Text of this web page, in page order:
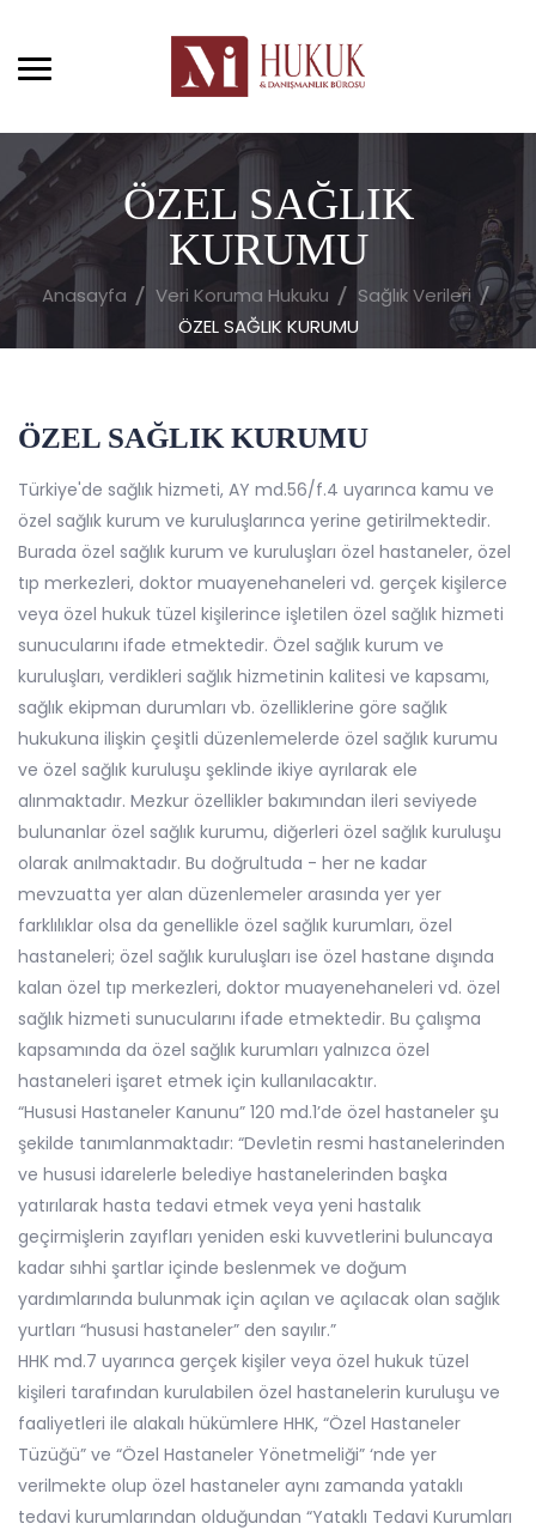
ÖZEL SAĞLIK
KURUMU
Anasayfa Veri Koruma Hukuku
Sağlık Verileri
ÖZEL SAĞLIK KURUMU
ÖZEL SAĞLIK KURUMU
Türkiye'de sağlık hizmeti, AY md.56/f.4 uyarınca kamu ve
özel sağlık kurum ve kuruluşlarınca yerine getirilmektedir.
Burada özel sağlık kurum ve kuruluşları özel hastaneler, özel
tıp merkezleri, doktor muayenehaneleri vd. gerçek kişilerce
veya özel hukuk tüzel kişilerince işletilen özel sağlık hizmeti
sunucularını ifade etmektedir. Özel sağlık kurum ve
kuruluşları, verdikleri sağlık hizmetinin kalitesi ve kapsamı,
sağlık ekipman durumları vb. özelliklerine göre sağlık
hukukuna ilişkin çeşitli düzenlemelerde özel sağlık kurumu
ve özel sağlık kuruluşu şeklinde ikiye ayrılarak ele
alınmaktadır. Mezkur özellikler bakımından ileri seviyede
bulunanlar özel sağlık kurumu, diğerleri özel sağlık kuruluşu
olarak anılmaktadır. Bu doğrultuda - her ne kadar
mevzuatta yer alan düzenlemeler arasında yer yer
farklılıklar olsa da genellikle özel sağlık kurumları, özel
hastaneleri; özel sağlık kuruluşları ise özel hastane dışında
kalan özel tıp merkezleri, doktor muayenehaneleri vd. özel
sağlık hizmeti sunucularını ifade etmektedir. Bu çalışma
kapsamında da özel sağlık kurumları yalnızca özel
hastaneleri işaret etmek için kullanılacaktır.
“Hususi Hastaneler Kanunu” 120 md.1’de özel hastaneler şu
şekilde tanımlanmaktadır: “Devletin resmi hastanelerinden
ve hususi idarelerle belediye hastanelerinden başka
yatırılarak hasta tedavi etmek veya yeni hastalık
geçirmişlerin zayıfları yeniden eski kuvvetlerini buluncaya
kadar sıhhi şartlar içinde beslenmek ve doğum
yardımlarında bulunmak için açılan ve açılacak olan sağlık
yurtları “hususi hastaneler” den sayılır.”
HHK md.7 uyarınca gerçek kişiler veya özel hukuk tüzel
kişileri tarafından kurulabilen özel hastanelerin kuruluşu ve
faaliyetleri ile alakalı hükümlere HHK, “Özel Hastaneler
Tüzüğü” ve “Özel Hastaneler Yönetmeliği” ‘nde yer
verilmekte olup özel hastaneler aynı zamanda yataklı
tedavi kurumlarından olduğundan “Yataklı Tedavi Kurumları